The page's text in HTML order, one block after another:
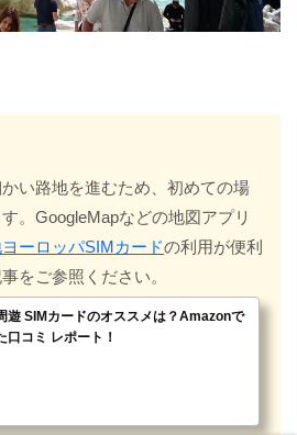
い路地を進むため、初めての場
。GoogleMapなどの地図アプリ
ーロッパSIMカードの利用が便利
をご参照ください。
遊 SIMカードのオススメは？Amazonで
口コミ レポート！